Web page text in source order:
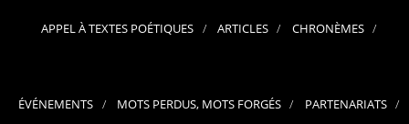
APPEL À TEXTES POÉTIQUES ARTICLES CHRONÈMES
ÉVÉNEMENTS MOTS PERDUS, MOTS FORGÉS PARTENARIATS